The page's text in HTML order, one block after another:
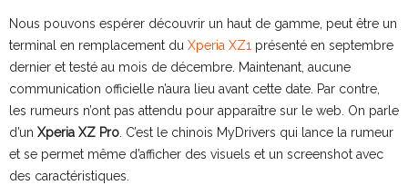
Nous pouvons espérer découvrir un haut de gamme, peut être un
terminal en remplacement du Xperia XZ1 présenté en septembre
dernier et testé au mois de décembre. Maintenant, aucune
communication officielle n’aura lieu avant cette date. Par contre,
les rumeurs n’ont pas attendu pour apparaître sur le web. On parle
d’un Xperia XZ Pro . C’est le chinois MyDrivers qui lance la rumeur
et se permet même d’afficher des visuels et un screenshot avec
des caractéristiques.